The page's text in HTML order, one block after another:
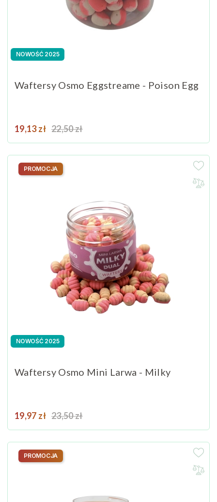
NOWOŚĆ 2025
Waftersy Osmo Eggstreame - Poison Egg
Cena
19,13 zł Cena podstawowa
22,50 zł
NOWOŚĆ 2025
Waftersy Osmo Mini Larwa - Milky
Cena
19,97 zł Cena podstawowa
23,50 zł
PROMOCJA
PROMOCJA